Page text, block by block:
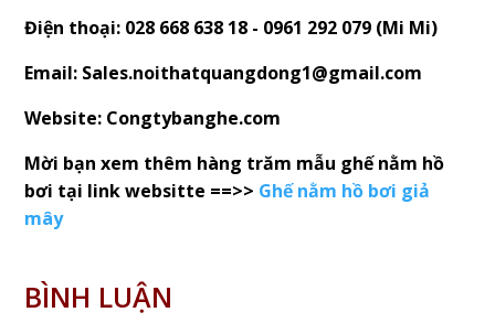
Điện thoại: 028 668 638 18 - 0961 292 079 (Mi Mi)
Email: Sales.noithatquangdong1@gmail.com
Website: Congtybanghe.com
Mời bạn xem thêm hàng trăm mẫu ghế nằm hồ
bơi tại link websitte ==>> Ghế nằm hồ bơi giả
mây
BÌNH LUẬN